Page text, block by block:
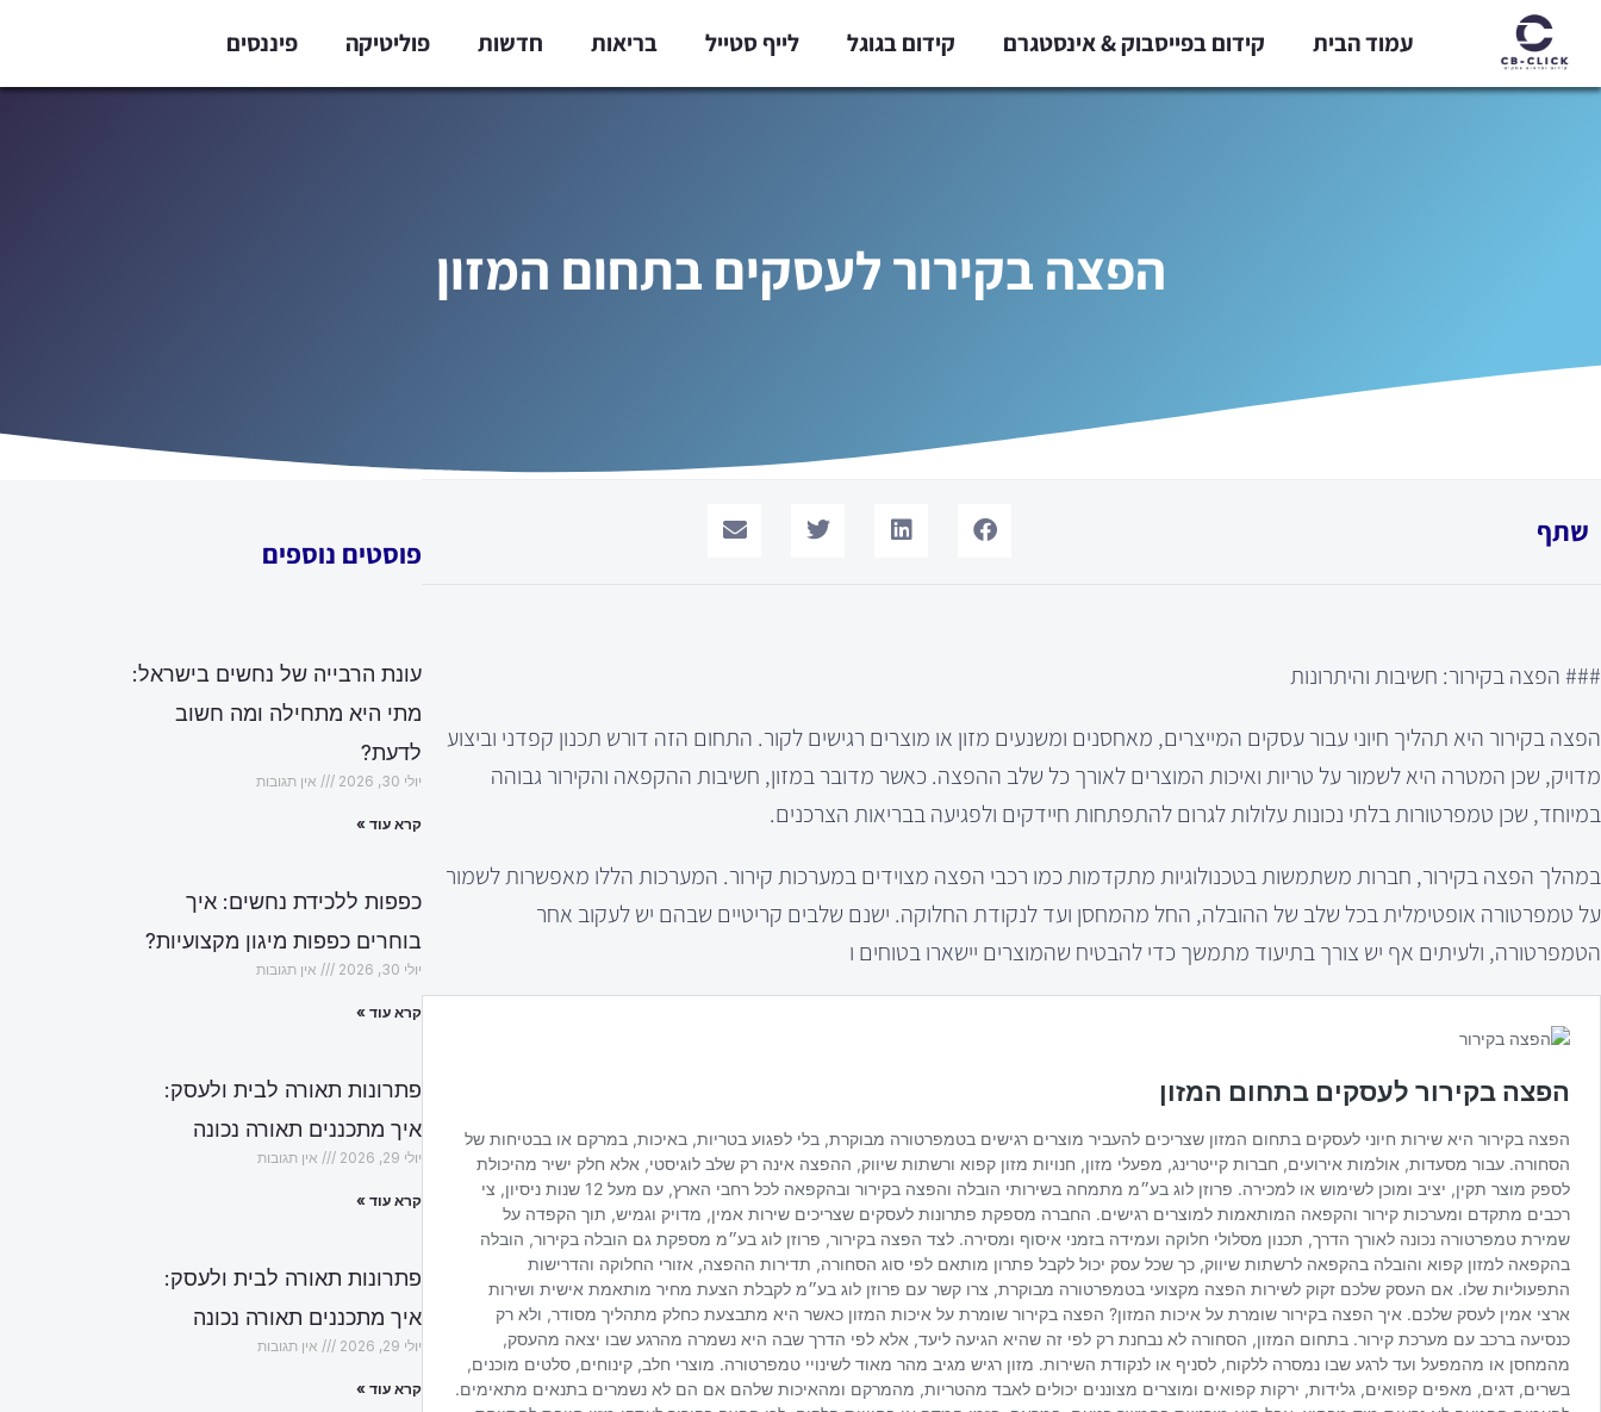
לתוכן
עמוד הבית קידום בפייסבוק & אינסטגרם קידום בגוגל לייף סטייל בריאות חדשות פוליטיקה פיננסים
הפצה בקירור לעסקים בתחום המזון
שתף
### הפצה בקירור: חשיבות והיתרונות
הפצה בקירור היא תהליך חיוני עבור עסקים המייצרים, מאחסנים ומשנעים מזון או מוצרים רגישים לקור. התחום הזה דורש תכנון קפדני וביצוע
מדויק, שכן המטרה היא לשמור על טריות ואיכות המוצרים לאורך כל שלב ההפצה. כאשר מדובר במזון, חשיבות ההקפאה והקירור גבוהה
במיוחד, שכן טמפרטורות בלתי נכונות עלולות לגרום להתפתחות חיידקים ולפגיעה בבריאות הצרכנים.
במהלך הפצה בקירור, חברות משתמשות בטכנולוגיות מתקדמות כמו רכבי הפצה מצוידים במערכות קירור. המערכות הללו מאפשרות לשמור
על טמפרטורה אופטימלית בכל שלב של ההובלה, החל מהמחסן ועד לנקודת החלוקה. ישנם שלבים קריטיים שבהם יש לעקוב אחר
הטמפרטורה, ולעיתים אף יש צורך בתיעוד מתמשך כדי להבטיח שהמוצרים יישארו בטוחים ו
פוסטים נוספים
עונת הרבייה של נחשים בישראל:
מתי היא מתחילה ומה חשוב
לדעת?
יולי 30, 2026 אין תגובות
קרא עוד »
כפפות ללכידת נחשים: איך
בוחרים כפפות מיגון מקצועיות?
יולי 30, 2026 אין תגובות
קרא עוד »
פתרונות תאורה לבית ולעסק:
איך מתכננים תאורה נכונה
יולי 29, 2026 אין תגובות
קרא עוד »
פתרונות תאורה לבית ולעסק:
איך מתכננים תאורה נכונה
יולי 29, 2026 אין תגובות
קרא עוד »